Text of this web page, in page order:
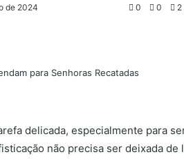
de 2024 0 0 2
delicada, especialmente para
não precisa ser deixada de